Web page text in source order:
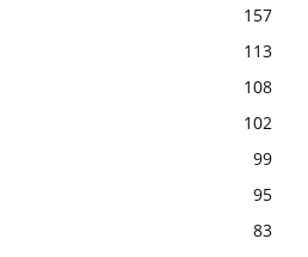
157
113
108
102
99
95
83